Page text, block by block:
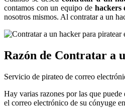
contamos con un equipo de hackers
nosotros mismos. Al contratar a un
Razón de Contratar a
Hay varias razones por las que puede
el correo electrónico de su cónyuge